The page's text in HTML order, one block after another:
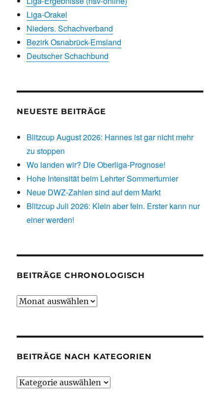
Liga-Orakel
Nieders. Schachverband
Bezirk Osnabrück-Emsland
Deutscher Schachbund
NEUESTE BEITRÄGE
Blitzcup August 2026: Hannes ist gar nicht mehr
zu stoppen
Wo landen wir? Die Oberliga-Prognose!
Hohe Intensität beim Lehrter Sommerturnier
Neue DWZ-Zahlen sind auf dem Markt
Blitzcup Juli 2026: Klein aber fein. Erster kann nur
einer werden!
BEITRÄGE CHRONOLOGISCH
Beiträge
BEITRÄGE NACH KATEGORIEN
Beiträge